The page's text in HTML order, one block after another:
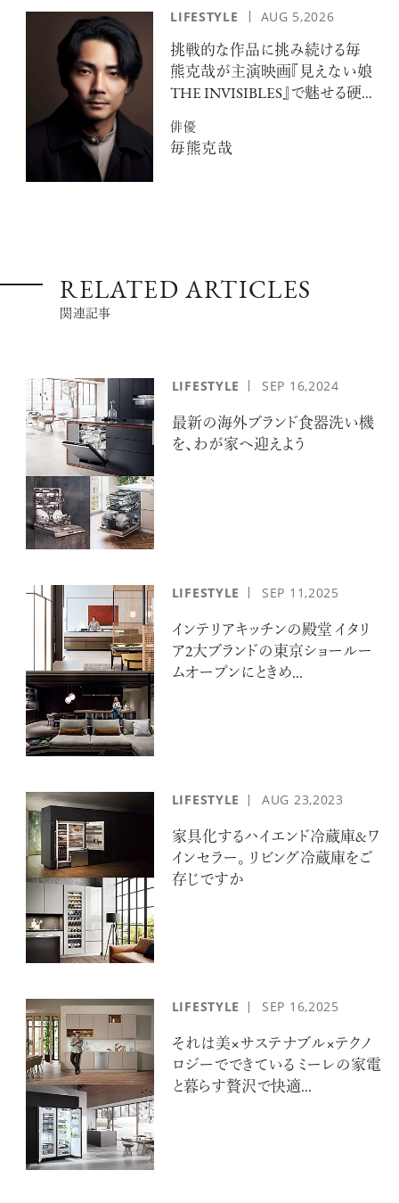
LIFESTYLE AUG 5,2026
挑戦的な作品に挑み続ける毎
熊克哉が主演映画『見えない娘
THE INVISIBLES』で魅せる硬
俳優
毎熊克哉
RELATED ARTICLES
関連記事
LIFESTYLE SEP 16,2024
最新の海外ブランド食器洗い機
を、わが家へ迎えよう
LIFESTYLE SEP 11,2025
インテリアキッチンの殿堂 イタリ
ア2大ブランドの東京ショールー
ムオープンにときめ...
LIFESTYLE AUG 23,2023
家具化するハイエンド冷蔵庫&ワ
インセラー。 リビング冷蔵庫をご
存じですか
LIFESTYLE SEP 16,2025
それは美×サステナブル×テクノ
ロジーでできている ミーレの家電
と暮らす贅沢で快適...